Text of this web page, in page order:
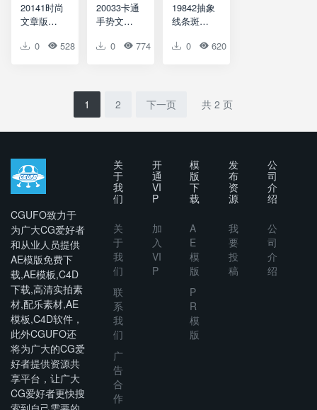
20141时尚
文章版式
展示AE模
0 528 0 0
20033卡通
手势文字
幻灯片AE
Hand
Gesture
Slideshow
0 774 0 0
19842抽象
线条斑纹
风格标题
Titles
0 620
1 2 下一页 共 2 页
CGUFO致力于
为广大CG爱好者
和从业人员提供
AE模版免费下
载,AE模板,C4D
下载,高清实拍素
材,配乐素材,AE
模板,C4D软件，
此外CGUFO还
将为广大的CG爱
好者提供资源共
享平台，让广大
CG爱好者更快搜
关
于
我
们
关
于
我
们
联
系
我
们
广
告
合
作
开
通
VI
P
加
入
VI
P
模
版
下
载
A
E
模
版
P
R
模
版
发
布
资
源
我
要
投
稿
公
司
介
绍
公
司
介
绍